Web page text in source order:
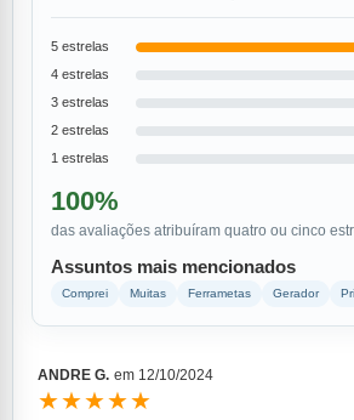
5 estrelas
4 estrelas
3 estrelas
2 estrelas
1 estrelas
100%
das avaliações atribuíram quatro ou cinco
Assuntos mais mencionados
Comprei Muitas Ferrametas Gerador
ANDRE G. em 12/10/2024
★★★★★